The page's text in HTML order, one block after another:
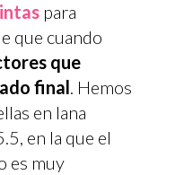
para
que cuando
que
final. Hemos
en lana
en la que el
es muy